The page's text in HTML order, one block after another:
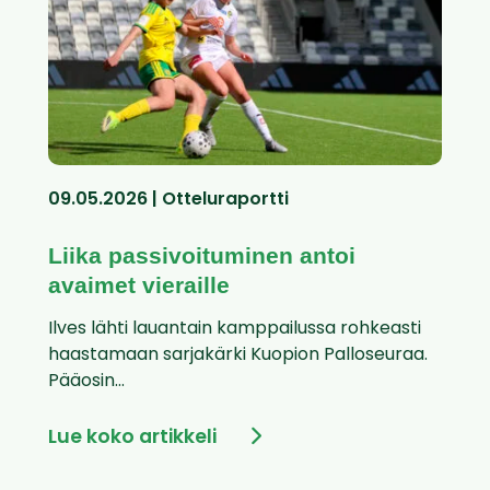
09.05.2026 | Otteluraportti
Liika passivoituminen antoi
avaimet vieraille
Ilves lähti lauantain kamppailussa rohkeasti
haastamaan sarjakärki Kuopion Palloseuraa.
Pääosin...
Lue koko artikkeli